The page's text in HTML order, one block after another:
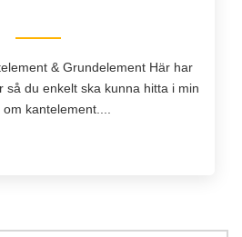
& Grundelement Här har
så du enkelt ska kunna hitta i min
kantelement....